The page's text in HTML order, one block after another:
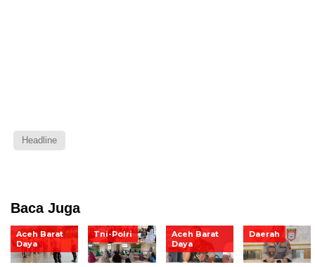
Headline
Baca Juga
Aceh Barat
Daya
Tni-Polri
Aceh Barat
Daya
Daerah